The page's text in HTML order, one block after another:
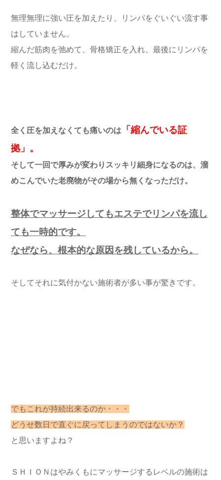
無理無理に強い圧を加えたり、リンパをぐいぐい流す事
はしていません。
縮んだ筋肉を弛めて、骨格矯正を入れ、最後にリンパを
軽く流し込むだけ。
全く圧を加えなくても痛いのは
「縮んでいる証
拠」。
そして一回で厚みが変わりスッキリ細身になるのは、溜
めこんでいた老廃物がその場から無くなっただけ。
整体でマッサージしてもエステでリンパを流し
ても一時的です。
なぜなら、根本的な原因を残しているから。
そしてそれに気付かない施術者が多い事が驚きです。
でもこれが持続出来るのか・・・
どうせ数日で直ぐに戻ってしまうのではないか？
と思いますよね？
ＳＨＩＯＮはやみくもにマッサージするレベルの施術は